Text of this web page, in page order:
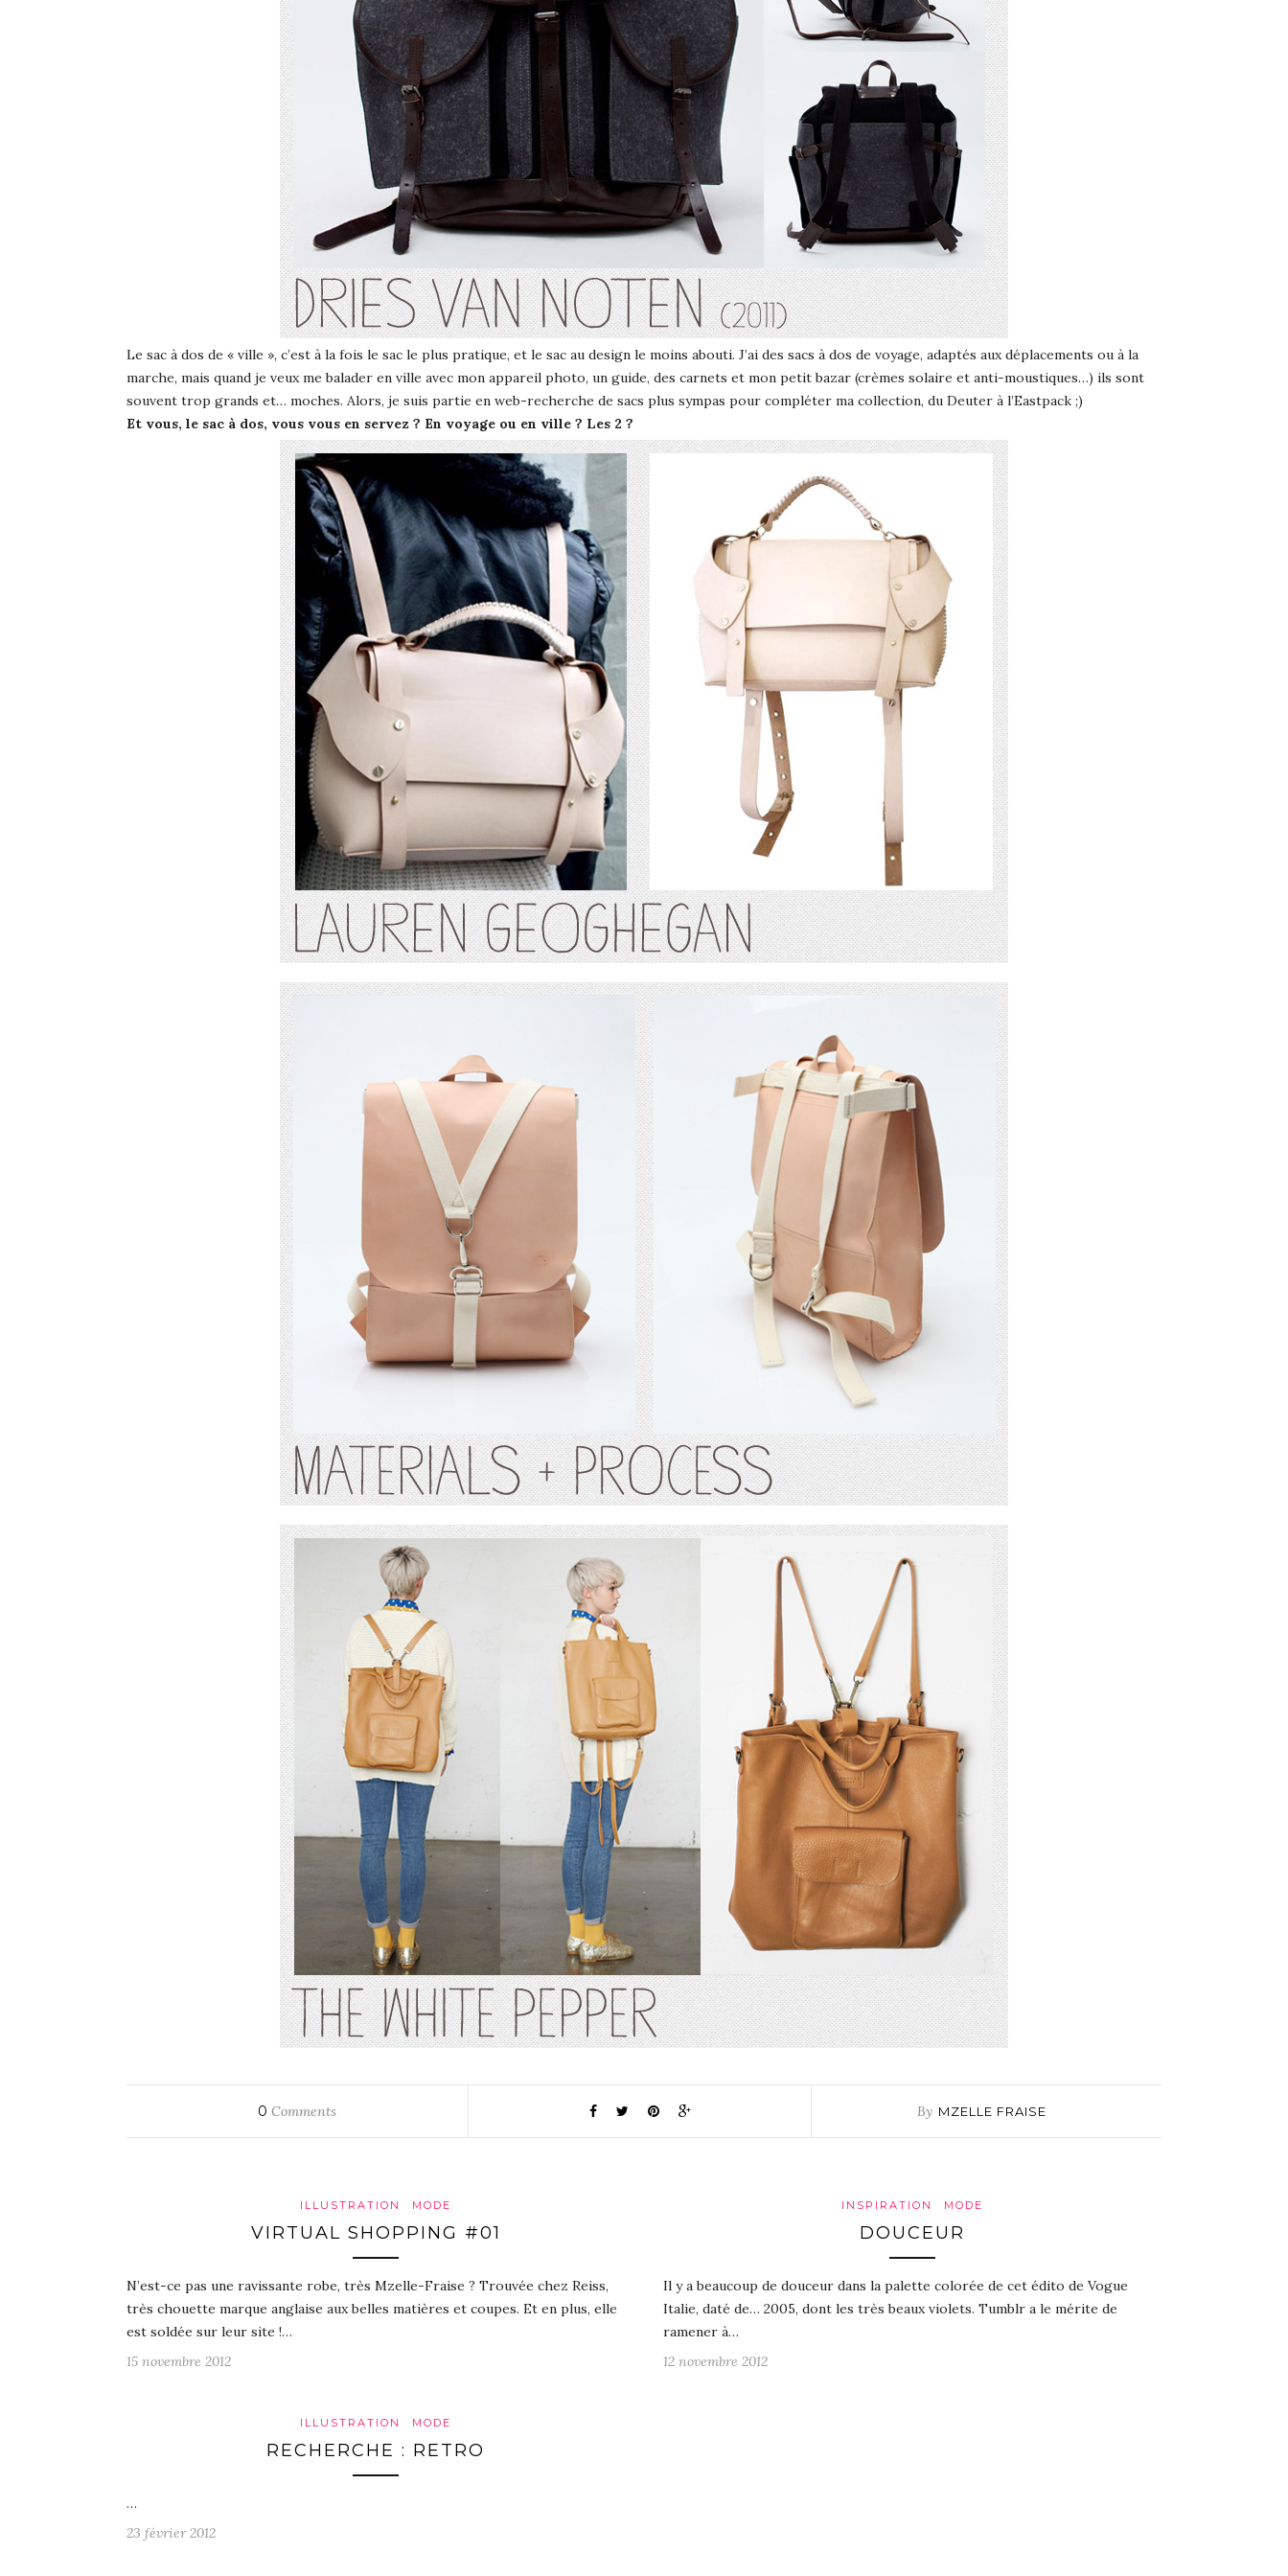
Le sac à dos de « ville », c’est à la fois le sac le plus pratique, et le sac au design le moins abouti. J’ai des sacs à dos de voyage, adaptés aux déplacements ou à la
marche, mais quand je veux me balader en ville avec mon appareil photo, un guide, des carnets et mon petit bazar (crèmes solaire et anti-moustiques…) ils sont
souvent trop grands et… moches. Alors, je suis partie en web-recherche de sacs plus sympas pour compléter ma collection, du Deuter à l’Eastpack ;)
Et vous, le sac à dos, vous vous en servez ? En voyage ou en ville ? Les 2 ?
0 Comments By MZELLE FRAISE
ILLUSTRATION MODE
VIRTUAL SHOPPING #01
N’est-ce pas une ravissante robe, très Mzelle-Fraise ? Trouvée chez Reiss,
très chouette marque anglaise aux belles matières et coupes. Et en plus, elle
est soldée sur leur site !…
15 novembre 2012
INSPIRATION MODE
DOUCEUR
Il y a beaucoup de douceur dans la palette colorée de cet édito de Vogue
Italie, daté de… 2005, dont les très beaux violets. Tumblr a le mérite de
ramener à…
12 novembre 2012
ILLUSTRATION MODE
RECHERCHE : RETRO
…
23 février 2012